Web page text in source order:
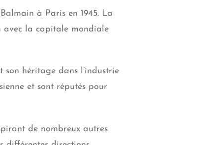
à Paris en 1945. La
avec la capitale mondiale
héritage dans l’industrie
et sont réputés pour
de nombreux autres